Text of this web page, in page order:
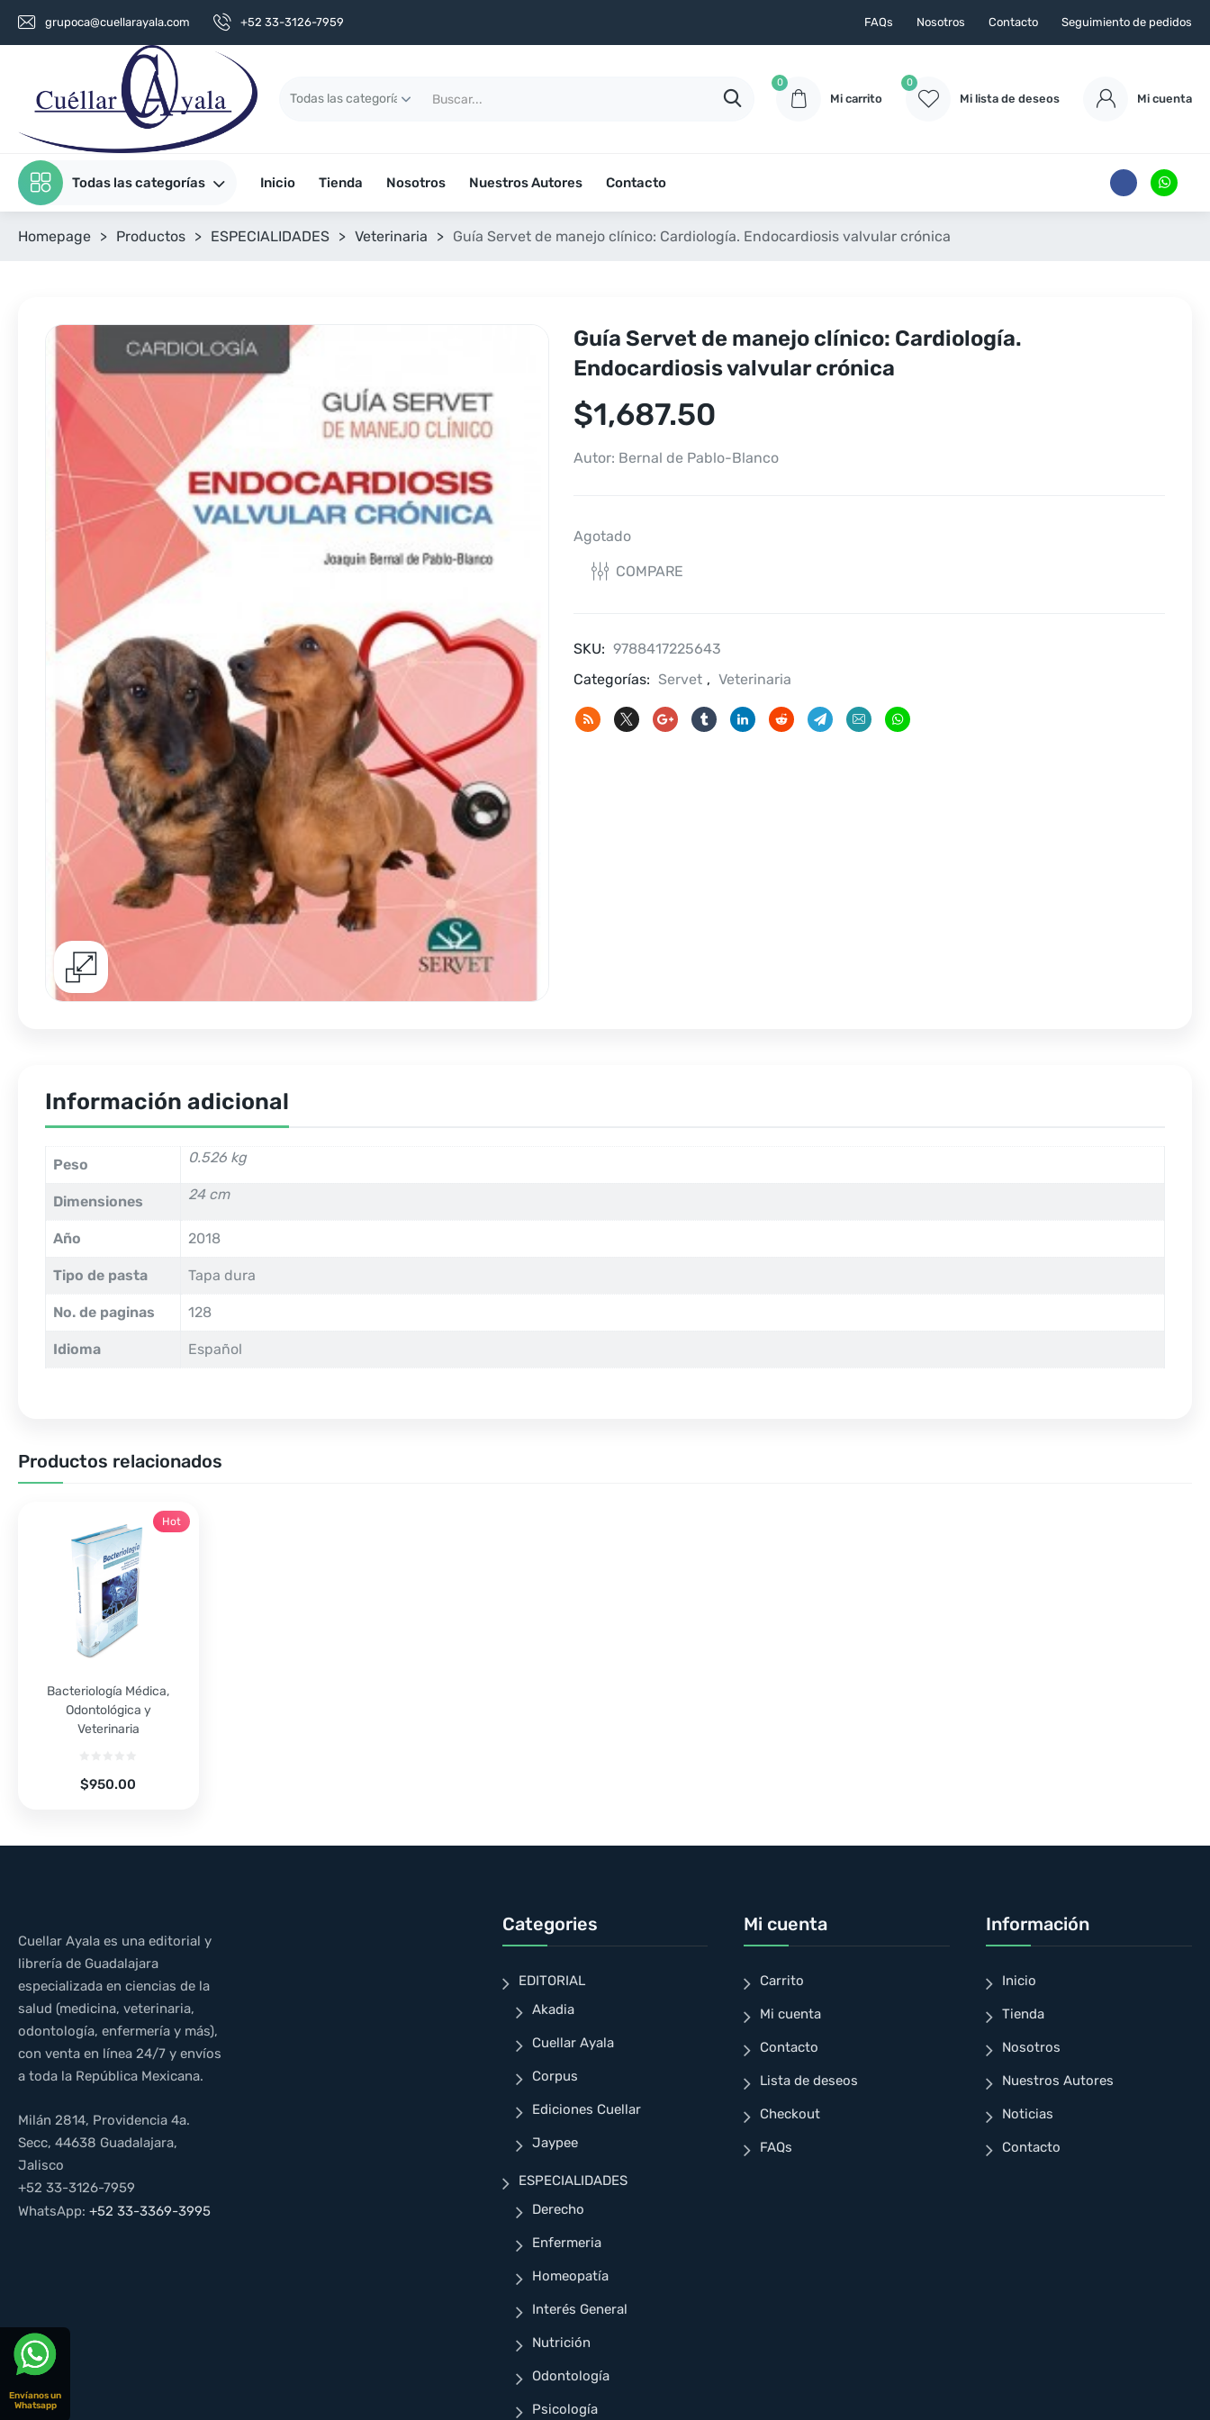
grupoca@cuellarayala.com +52 33-3126-7959 FAQs Nosotros Contacto Seguimiento de pedidos
0
Mi carrito
0
Mi lista de deseos Mi cuenta
Todas las categorías Inicio Tienda Nosotros Nuestros Autores Contacto
Homepage > Productos > ESPECIALIDADES > Veterinaria > Guía Servet de manejo clínico: Cardiología. Endocardiosis valvular crónica
Guía Servet de manejo clínico: Cardiología.
Endocardiosis valvular crónica
$1,687.50
Autor: Bernal de Pablo-Blanco
Agotado
COMPARE
SKU: 9788417225643
Categorías: Servet , Veterinaria
Información adicional
Peso 0.526 kg
Dimensiones 24 cm
Año 2018
Tipo de pasta Tapa dura
No. de paginas 128
Idioma Español
Productos relacionados
Bacteriología Médica,
Odontológica y
Veterinaria
$950.00
Hot
Cuellar Ayala es una editorial y
librería de Guadalajara
especializada en ciencias de la
salud (medicina, veterinaria,
odontología, enfermería y más),
con venta en línea 24/7 y envíos
a toda la República Mexicana.
Milán 2814, Providencia 4a.
Secc, 44638 Guadalajara,
Jalisco
+52 33-3126-7959
WhatsApp: +52 33-3369-3995
Categories
EDITORIAL
Akadia
Cuellar Ayala
Corpus
Ediciones Cuellar
Jaypee
ESPECIALIDADES
Derecho
Enfermeria
Homeopatía
Interés General
Nutrición
Odontología
Psicología
Mi cuenta
Carrito
Mi cuenta
Contacto
Lista de deseos
Checkout
FAQs
Información
Inicio
Tienda
Nosotros
Nuestros Autores
Noticias
Contacto
Envíanos un
Whatsapp